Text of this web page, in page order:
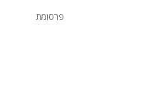
פרסומת